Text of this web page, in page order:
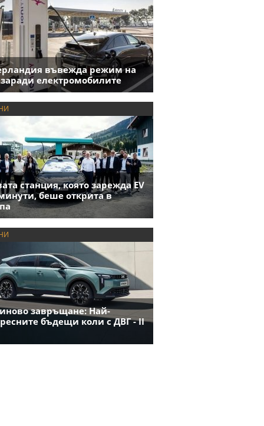
въвежда режим на
заради електромобилите
станция, която зарежда EV
беше открита в
завръщане: Най-
бъдещи коли с ДВГ - II